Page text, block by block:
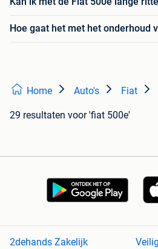
Hoe gaat het met het onderhoud
Home Auto's Fiat
29 resultaten voor 'fiat 500e'
2dehands Zakelijk